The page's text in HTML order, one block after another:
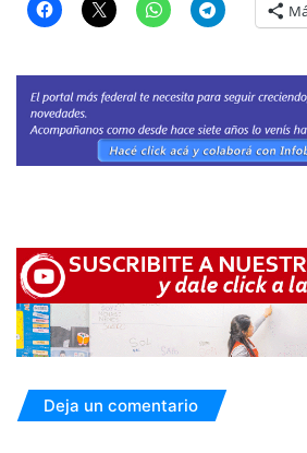
Deja un comentario